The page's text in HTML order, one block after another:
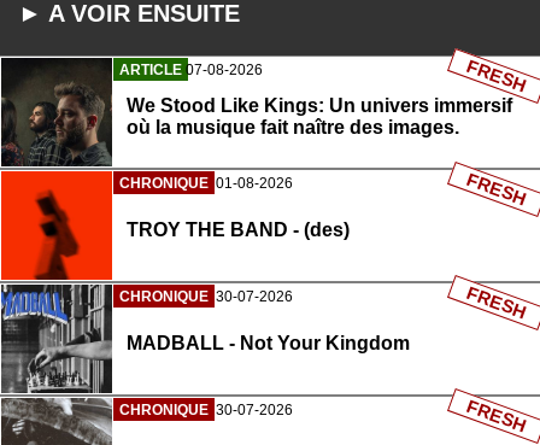
► A VOIR ENSUITE
ARTICLE 07-08-2026
We Stood Like Kings: Un univers immersif
où la musique fait naître des images.
FRESH
CHRONIQUE 01-08-2026
TROY THE BAND - (des)
FRESH
CHRONIQUE 30-07-2026
MADBALL - Not Your Kingdom
FRESH
CHRONIQUE 30-07-2026 FRESH